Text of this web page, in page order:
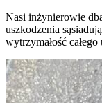
Nasi inżynierowie
uszkodzenia
wytrzymałość